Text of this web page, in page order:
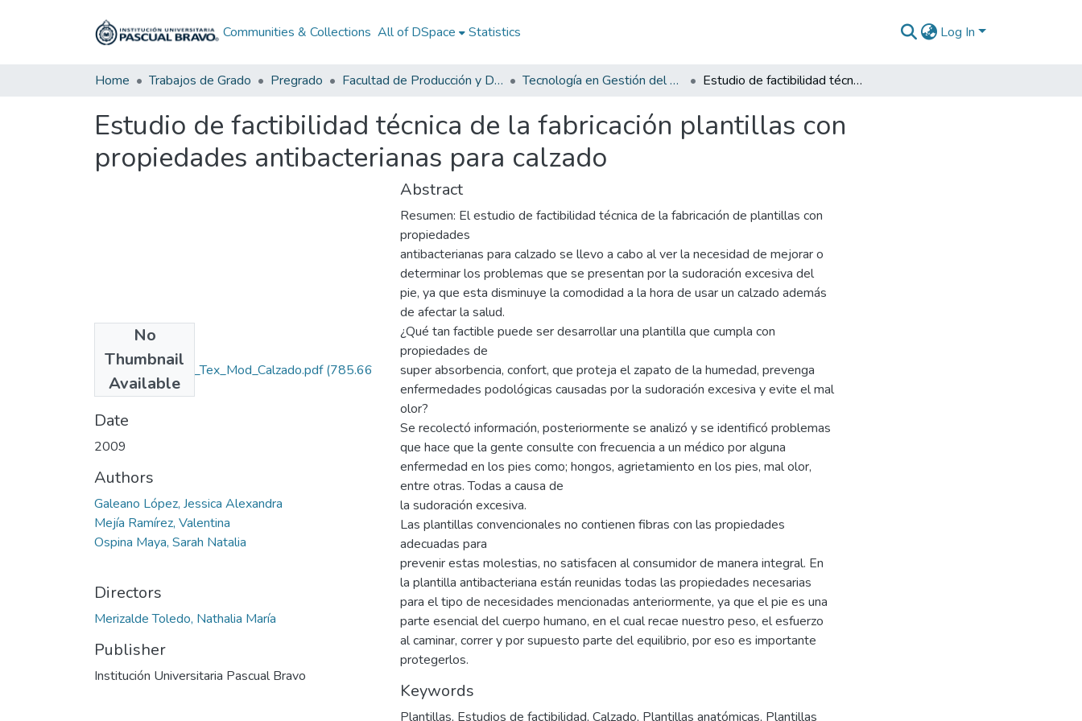
Communities & Collections All of DSpace Statistics Log In
Home Trabajos de Grado Pregrado Facultad de Producción y Diseño Tecnología en Gestión del Diseño Textil y de Moda Estudio de factibilidad técnica de la fabricación plantillas con propiedades antibacterianas para calzado
Estudio de factibilidad técnica de la fabricación plantillas con
propiedades antibacterianas para calzado
No
Thumbnail
Available
Rep_IUPB_Dis_Tex_Mod_Calzado.pdf(785.66
KB)
Date
2009
Authors
Galeano López, Jessica Alexandra
Mejía Ramírez, Valentina
Ospina Maya, Sarah Natalia
Directors
Merizalde Toledo, Nathalia María
Publisher
Institución Universitaria Pascual Bravo
Abstract
Resumen: El estudio de factibilidad técnica de la fabricación de plantillas con
propiedades
antibacterianas para calzado se llevo a cabo al ver la necesidad de mejorar o
determinar los problemas que se presentan por la sudoración excesiva del
pie, ya que esta disminuye la comodidad a la hora de usar un calzado además
de afectar la salud.
¿Qué tan factible puede ser desarrollar una plantilla que cumpla con
propiedades de
super absorbencia, confort, que proteja el zapato de la humedad, prevenga
enfermedades podológicas causadas por la sudoración excesiva y evite el mal
olor?
Se recolectó información, posteriormente se analizó y se identificó problemas
que hace que la gente consulte con frecuencia a un médico por alguna
enfermedad en los pies como; hongos, agrietamiento en los pies, mal olor,
entre otras. Todas a causa de
la sudoración excesiva.
Las plantillas convencionales no contienen fibras con las propiedades
adecuadas para
prevenir estas molestias, no satisfacen al consumidor de manera integral. En
la plantilla antibacteriana están reunidas todas las propiedades necesarias
para el tipo de necesidades mencionadas anteriormente, ya que el pie es una
parte esencial del cuerpo humano, en el cual recae nuestro peso, el esfuerzo
al caminar, correr y por supuesto parte del equilibrio, por eso es importante
protegerlos.
Keywords
Plantillas, Estudios de factibilidad, Calzado, Plantillas anatómicas, Plantillas